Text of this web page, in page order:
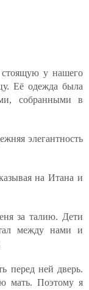
у нашего
Её одежда была
собранными в
элегантность
на Итана и
за талию. Дети
между нами и
перед ней дверь.
мать. Поэтому я